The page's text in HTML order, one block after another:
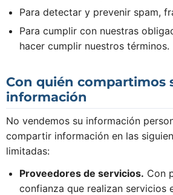
Para detectar y prevenir spam,
Para cumplir con nuestras
hacer cumplir nuestros términos.
Con quién compartimos
información
No vendemos su información
compartir información en las
limitadas:
Proveedores de servicios. Con
confianza que realizan servicios